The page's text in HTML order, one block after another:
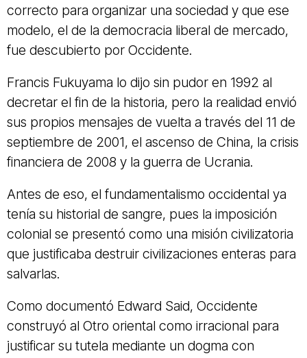
correcto para organizar una sociedad y que ese
modelo, el de la democracia liberal de mercado,
fue descubierto por Occidente.
Francis Fukuyama lo dijo sin pudor en 1992 al
decretar el fin de la historia, pero la realidad envió
sus propios mensajes de vuelta a través del 11 de
septiembre de 2001, el ascenso de China, la crisis
financiera de 2008 y la guerra de Ucrania.
Antes de eso, el fundamentalismo occidental ya
tenía su historial de sangre, pues la imposición
colonial se presentó como una misión civilizatoria
que justificaba destruir civilizaciones enteras para
salvarlas.
Como documentó Edward Said, Occidente
construyó al Otro oriental como irracional para
justificar su tutela mediante un dogma con